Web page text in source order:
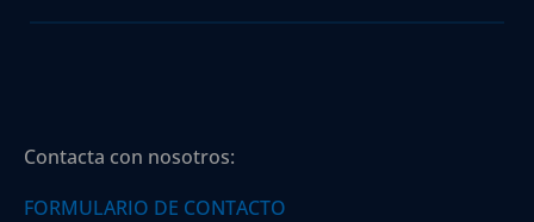
Contacta con nosotros:
FORMULARIO DE CONTACTO